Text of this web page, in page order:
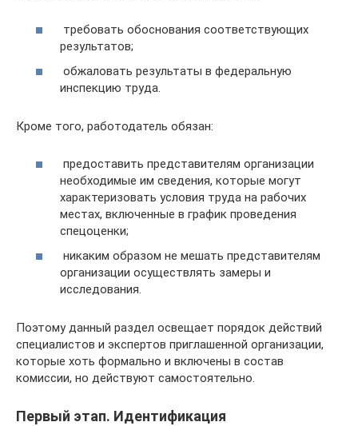
требовать обоснования соответствующих
результатов;
обжаловать результаты в федеральную
инспекцию труда.
Кроме того, работодатель обязан:
предоставить представителям организации
необходимые им сведения, которые могут
характеризовать условия труда на рабочих
местах, включенные в график проведения
спецоценки;
никаким образом не мешать представителям
организации осуществлять замеры и
исследования.
Поэтому данный раздел освещает порядок действий
специалистов и экспертов приглашенной организации,
которые хоть формально и включены в состав
комиссии, но действуют самостоятельно.
Первый этап. Идентификация